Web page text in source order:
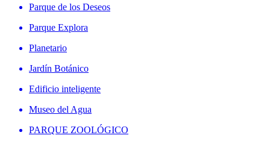
Parque de los Deseos
Parque Explora
Planetario
Jardín Botánico
Edificio inteligente
Museo del Agua
PARQUE ZOOLÓGICO